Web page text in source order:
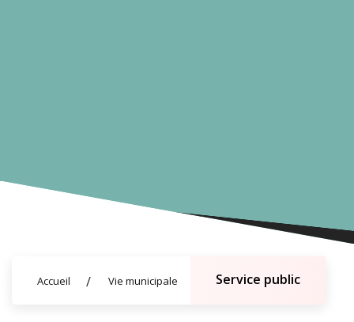
Accueil Vie municipale Service public